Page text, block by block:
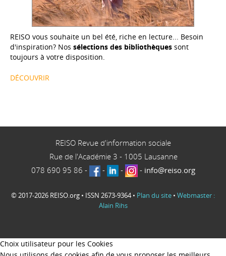
REISO vous souhaite un bel été, riche en lecture... Besoin
d'inspiration? Nos sélections des bibliothèques sont
toujours à votre disposition.
DÉCOUVRIR
REISO Revue d'information sociale
Rue de l'Académie 3 - 1005 Lausanne
078 690 95 86 - - - - info@reiso.org
© 2017-2026 REISO.org • ISSN 2673-9364 • Plan du site • Webmaster :
Alain Rihs
Choix utilisateur pour les Cookies